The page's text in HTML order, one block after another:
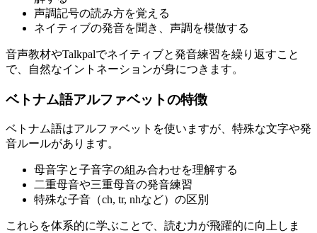
声調記号の読み方を覚える
ネイティブの発音を聞き、声調を模倣する
音声教材やTalkpalでネイティブと発音練習を繰り返すこと
で、自然なイントネーションが身につきます。
ベトナム語アルファベットの特徴
ベトナム語はアルファベットを使いますが、特殊な文字や発
音ルールがあります。
母音字と子音字の組み合わせを理解する
二重母音や三重母音の発音練習
特殊な子音（ch, tr, nhなど）の区別
これらを体系的に学ぶことで、読む力が飛躍的に向上しま